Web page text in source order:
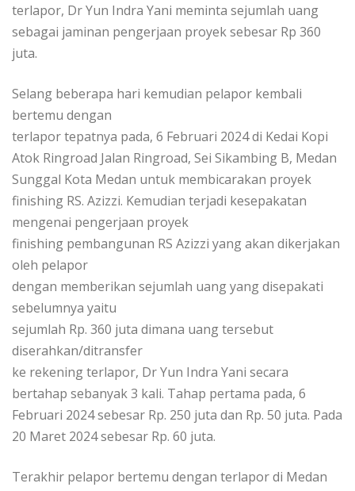
terlapor, Dr Yun Indra Yani meminta sejumlah uang
sebagai jaminan pengerjaan proyek sebesar Rp 360
juta.
Selang beberapa hari kemudian pelapor kembali
bertemu dengan
terlapor tepatnya pada, 6 Februari 2024 di Kedai Kopi
Atok Ringroad Jalan Ringroad, Sei Sikambing B, Medan
Sunggal Kota Medan untuk membicarakan proyek
finishing RS. Azizzi. Kemudian terjadi kesepakatan
mengenai pengerjaan proyek
finishing pembangunan RS Azizzi yang akan dikerjakan
oleh pelapor
dengan memberikan sejumlah uang yang disepakati
sebelumnya yaitu
sejumlah Rp. 360 juta dimana uang tersebut
diserahkan/ditransfer
ke rekening terlapor, Dr Yun Indra Yani secara
bertahap sebanyak 3 kali. Tahap pertama pada, 6
Februari 2024 sebesar Rp. 250 juta dan Rp. 50 juta. Pada
20 Maret 2024 sebesar Rp. 60 juta.
Terakhir pelapor bertemu dengan terlapor di Medan